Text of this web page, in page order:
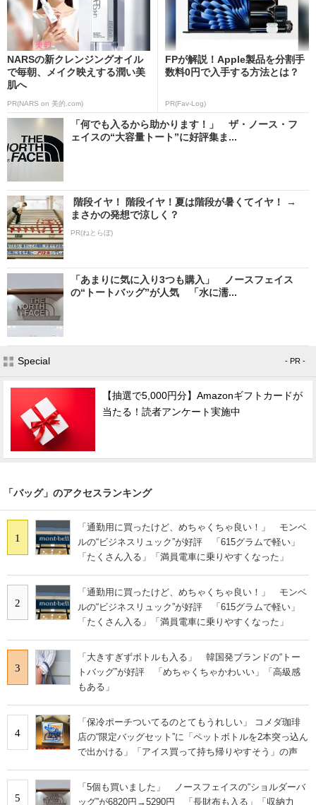
NARSの新クレンジングオイル
で毎朝、メイク映えする潤い美
肌へ
PR(NARS on 美的.com)
FPが解説！Apple製品を分割手
数料0円で入手する方法とは？
PR(Fav-Log)
「何でも入るから助かります！」 ザ・ノース・フ
ェイスの“大容量トート”に好評集ま...
階段イヤ！ 階段イヤ！夏は階段が暑くてイヤ！ →
まさかの発想で涼しく？
PR(ねとらぼ)
「あまりに気に入り3つも購入」 ノースフェイス
の“トートバッグ”が人気 「水に濡...
Special - PR -
【抽選で5,000円分】Amazonギフトカードが
当たる！読者アンケート実施中
「バッグ」のアクセスランキング
1
「通勤用に買ったけど、めちゃくちゃ良い！」 モンベ
ルの“ビジネスリュック”が好評 「615グラムで軽い」
「たくさん入る」「満員電車に乗りやすくなった」
2
「通勤用に買ったけど、めちゃくちゃ良い！」 モンベ
ルの“ビジネスリュック”が好評 「615グラムで軽い」
「たくさん入る」「満員電車に乗りやすくなった」
3
「大きすぎずボトルも入る」 韓国発ブランドの“トー
トバッグ”が好評 「めちゃくちゃかわいい」「高級感
もある」
4
「保冷ポーチついてるのとてもうれしい」 コメダ珈琲
店の“限定バッグセット”に「ペットボトルを2本突っ込ん
で出かける」「アイス買って持ち帰りやすそう」の声
5
「5個も買いました」 ノースフェイスの“ショルダーバ
ッグ”が6820円→5290円 「長財布も入る」「収納力